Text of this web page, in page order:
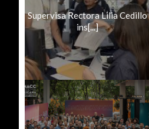
Supervisa Rectora Lilia Cedillo
ins[...]